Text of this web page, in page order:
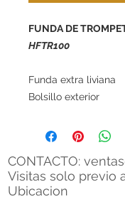
FUNDA DE
HFTR100
Funda extra liviana
Bolsillo exterior
CONTACTO:
Visitas solo previo
Ubicacion